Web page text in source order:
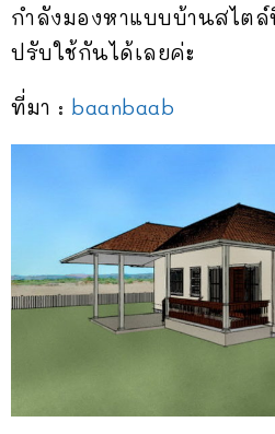
กำลังมองหาแบบบ้านสไต
ปรับใช้กันได้เลยค่ะ
ที่มา : baanbaab